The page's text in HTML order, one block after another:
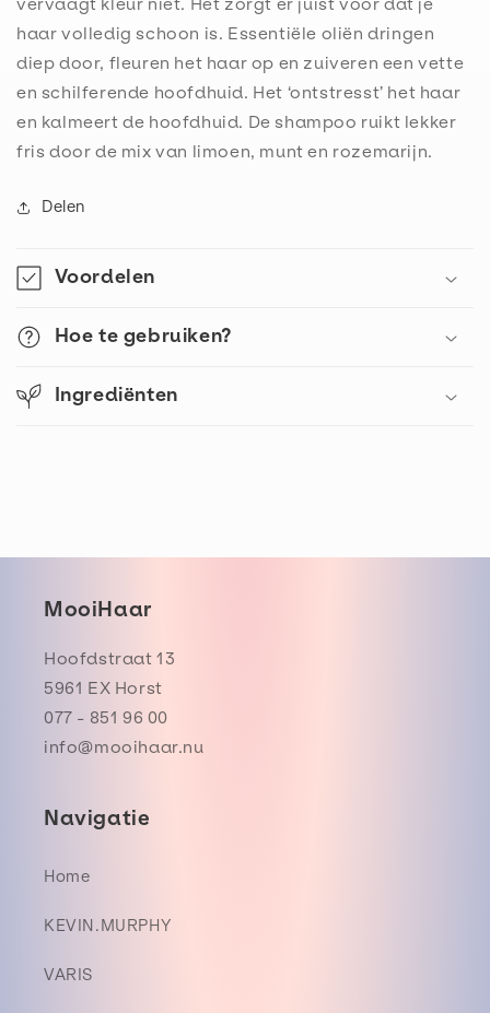
haar volledig schoon is. Essentiële oliën dringen
diep door, fleuren het haar op en zuiveren een vette
en schilferende hoofdhuid. Het ‘ontstresst’ het haar
en kalmeert de hoofdhuid. De shampoo ruikt lekker
fris door de mix van limoen, munt en rozemarijn.
Delen
Voordelen
Hoe te gebruiken?
Ingrediënten
MooiHaar
Hoofdstraat 13
5961 EX Horst
077 - 851 96 00
info@mooihaar.nu
Navigatie
Home
KEVIN.MURPHY
VARIS